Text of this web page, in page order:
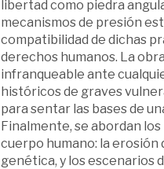
libertad como piedra
mecanismos de presión
compatibilidad de dichas
derechos humanos. La
infranqueable ante
históricos de graves
para sentar las bases de
Finalmente, se abordan
cuerpo humano: la
genética, y los escenarios